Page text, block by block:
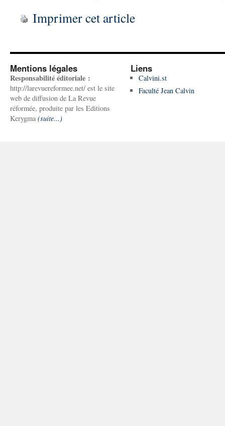
Imprimer cet article
Mentions légales
Responsabilité éditoriale :
http://larevuereformee.net/ est le site
web de diffusion de La Revue
réformée, produite par les Editions
Kerygma (suite...)
Liens
Calvini.st
Faculté Jean Calvin